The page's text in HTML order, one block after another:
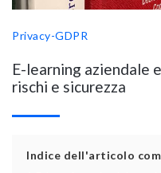
Privacy-GDPR
E-learning aziendale
rischi e sicurezza
Indice dell'articolo